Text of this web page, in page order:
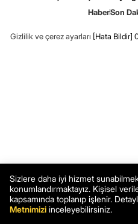
HaberSon
Gizlilik ve çerez ayarları [Hata Bildir]
Sizlere daha iyi hizmet
konumlandırmaktayız. Kişisel
kapsamında toplanıp işlenir.
Metnimizi inceleyebilirsiniz.